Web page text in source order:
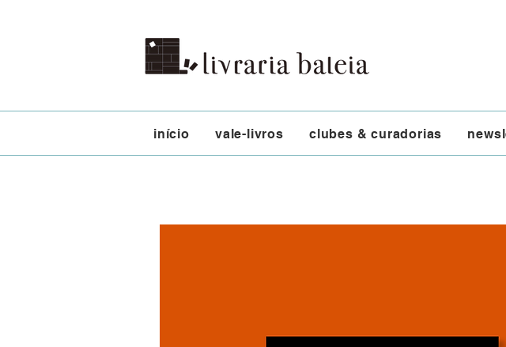
início vale-livros clubes & curadorias